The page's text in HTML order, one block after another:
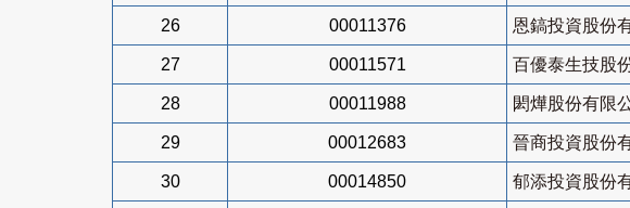
26 00011376 恩鎬投資股份
27 00011571 百優泰生技股
28 00011988 閎燁股份有限
29 00012683 晉商投資股份
30 00014850 郁添投資股份